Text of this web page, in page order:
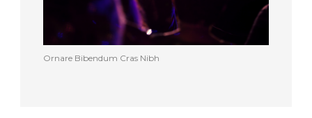
Ornare Bibendum Cras Nibh